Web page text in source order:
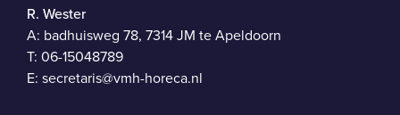
R. Wester
A: badhuisweg 78, 7314 JM te Apeldoorn
T: 06-15048789
E: secretaris@vmh-horeca.nl